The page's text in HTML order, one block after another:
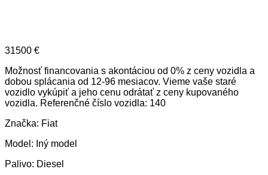
31500 €
Možnosť financovania s akontáciou od 0% z ceny vozidla a
dobou splácania od 12-96 mesiacov. Vieme vaše staré
vozidlo vykúpiť a jeho cenu odrátať z ceny kupovaného
vozidla. Referenčné číslo vozidla: 140
Značka: Fiat
Model: Iný model
Palivo: Diesel